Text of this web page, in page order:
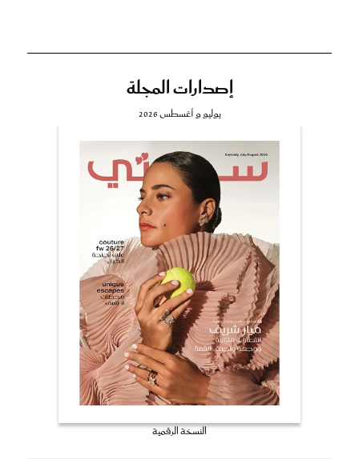
إصدارات المجلة
يوليو و أغسطس 2026
النسخة الرقمية